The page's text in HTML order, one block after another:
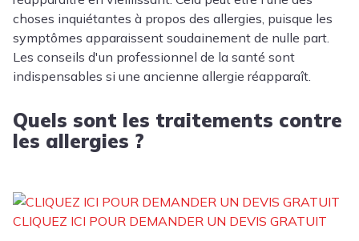
choses inquiétantes à propos des allergies, puisque les
symptômes apparaissent soudainement de nulle part.
Les conseils d'un professionnel de la santé sont
indispensables si une ancienne allergie réapparaît.
Quels sont les traitements contre
les allergies ?
CLIQUEZ ICI POUR DEMANDER UN DEVIS GRATUIT